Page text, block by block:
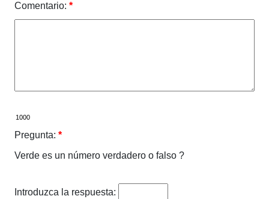
Comentario: *
Pregunta: *
Verde es un número verdadero o falso ?
Introduzca la respuesta: